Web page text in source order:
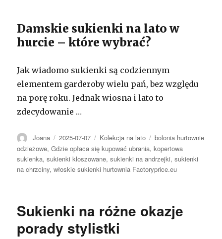
Damskie sukienki na lato w
hurcie – które wybrać?
Jak wiadomo sukienki są codziennym
elementem garderoby wielu pań, bez względu
na porę roku. Jednak wiosna i lato to
zdecydowanie …
Autor
Joana Opublikowano
2025-07-07 Kategorie
Kolekcja na lato Tagi
bolonia hurtownie
odzieżowe,Gdzie opłaca się kupować ubrania,kopertowa
sukienka,sukienki kloszowane,sukienki na andrzejki,sukienki
na chrzciny,włoskie sukienki hurtownia Factoryprice.eu
Sukienki na różne okazje
porady stylistki